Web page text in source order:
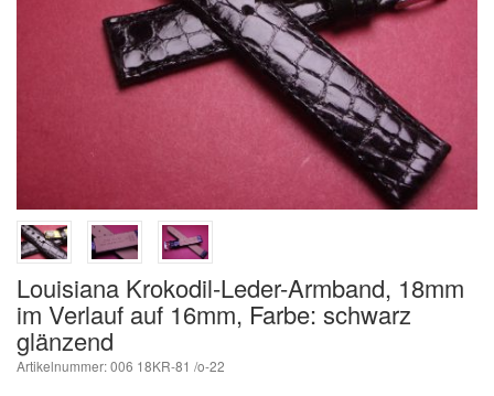
Louisiana Krokodil-Leder-Armband, 18mm
im Verlauf auf 16mm, Farbe: schwarz
glänzend
Artikelnummer: 006 18KR-81 /o-22